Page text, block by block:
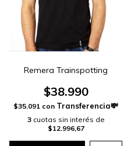
Remera Trainspotting
$38.990
$35.091 con
3 cuotas sin interés de
$12.996,67